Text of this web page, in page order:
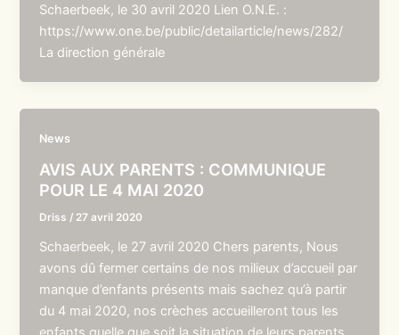
Schaerbeek, le 30 avril 2020 Lien O.N.E. :
https://www.one.be/public/detailarticle/news/282/
La direction générale
News
AVIS AUX PARENTS : COMMUNIQUE
POUR LE 4 MAI 2020
Driss / 27 avril 2020
Schaerbeek, le 27 avril 2020 Chers parents, Nous
avons dû fermer certains de nos milieux d’accueil par
manque d’enfants présents mais sachez qu’à partir
du 4 mai 2020, nos crèches accueilleront tous les